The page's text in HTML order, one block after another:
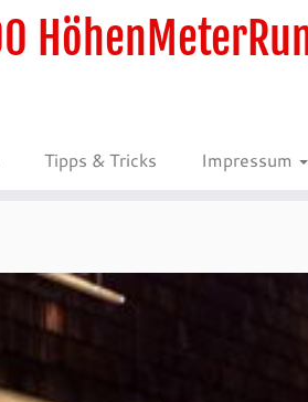
Tipps & Tricks Impressum